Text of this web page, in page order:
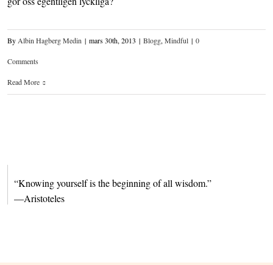
By Albin Hagberg Medin | mars 30th, 2013 | Blogg, Mindful | 0
Comments
Read More
“Knowing yourself is the beginning of all wisdom.”
—Aristoteles